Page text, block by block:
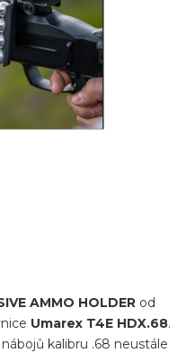
AMMO HOLDER od
Umarex T4E HDX.68.
kalibru .68 neustále